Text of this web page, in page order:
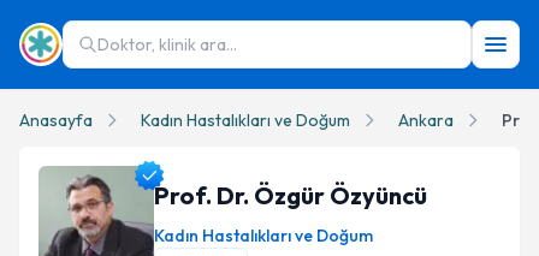
Doktor, klinik ara...
Anasayfa Kadın Hastalıkları ve Doğum Ankara
Prof. Dr. Özgür Özyüncü
Kadın Hastalıkları ve Doğum